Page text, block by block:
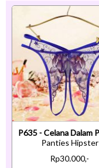
Panties Hipster
Rp30.000,-